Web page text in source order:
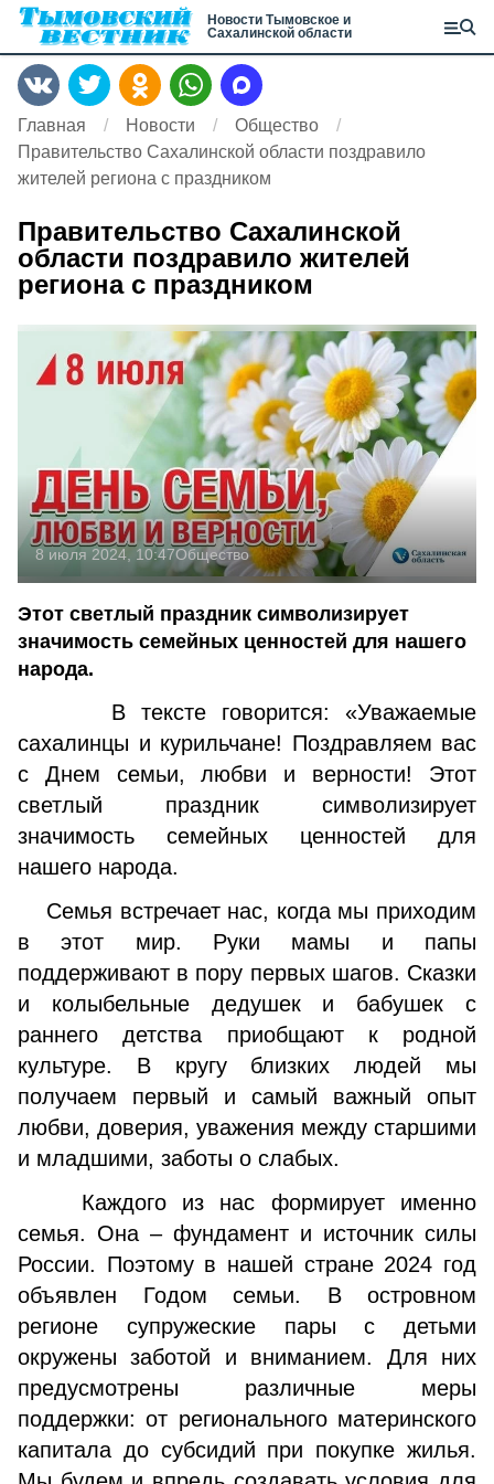
Новости Тымовское и
Сахалинской области
Главная Новости
Общество
Правительство Сахалинской области поздравило
жителей региона с праздником
Правительство Сахалинской
области поздравило жителей
региона с праздником
8 июля 2024, 10:47Общество
Этот светлый праздник символизирует
значимость семейных ценностей для нашего
народа.
В тексте говорится: «Уважаемые
сахалинцы и курильчане! Поздравляем вас
с Днем семьи, любви и верности! Этот
светлый праздник символизирует
значимость семейных ценностей для
нашего народа.
Семья встречает нас, когда мы приходим
в этот мир. Руки мамы и папы
поддерживают в пору первых шагов. Сказки
и колыбельные дедушек и бабушек с
раннего детства приобщают к родной
культуре. В кругу близких людей мы
получаем первый и самый важный опыт
любви, доверия, уважения между старшими
и младшими, заботы о слабых.
Каждого из нас формирует именно
семья. Она – фундамент и источник силы
России. Поэтому в нашей стране 2024 год
объявлен Годом семьи. В островном
регионе супружеские пары с детьми
окружены заботой и вниманием. Для них
предусмотрены различные меры
поддержки: от регионального материнского
капитала до субсидий при покупке жилья.